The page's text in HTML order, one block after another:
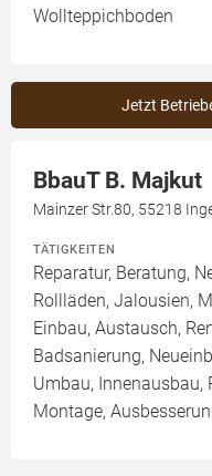
Wollteppichboden
Jetzt
BbauT B. Majkut
Mainzer Str.80, 55218
TÄTIGKEITEN
Reparatur, Beratung,
Rollläden, Jalousien,
Einbau, Austausch,
Badsanierung,
Umbau,
Montage,